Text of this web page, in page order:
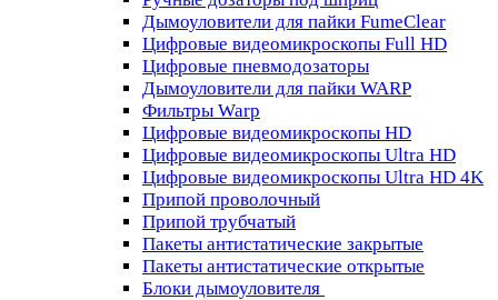
Дымоуловители для пайки FumeClear
Цифровые видеомикроскопы Full HD
Цифровые пневмодозаторы
Дымоуловители для пайки WARP
Фильтры Warp
Цифровые видеомикроскопы HD
Цифровые видеомикроскопы Ultra HD
Цифровые видеомикроскопы Ultra HD 4K
Припой проволочный
Припой трубчатый
Пакеты антистатические закрытые
Пакеты антистатические открытые
Блоки дымоуловителя